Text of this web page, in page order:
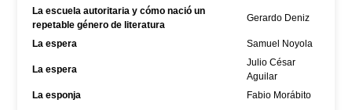
La escuela autoritaria y cómo nació un
repetable género de literatura
Gerardo Deniz
La espera Samuel Noyola
La espera
Julio César
Aguilar
La esponja
Fabio Morábito